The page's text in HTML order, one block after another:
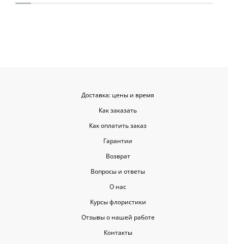
время, и цветы были свежие и
Доставка: цены и время
Как заказать
Как оплатить заказ
Гарантии
Возврат
Вопросы и ответы
О нас
Курсы флористики
Отзывы о нашей работе
Контакты